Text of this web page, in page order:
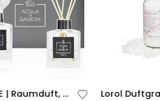
MONTE | Raumduft, 200ml